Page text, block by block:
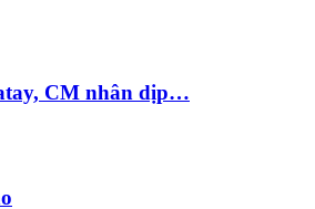
CM nhân dịp…